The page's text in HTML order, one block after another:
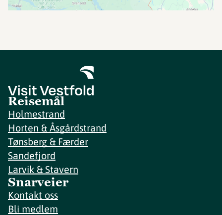
Reisemål
Holmestrand
Horten & Åsgårdstrand
Tønsberg & Færder
Sandefjord
Larvik & Stavern
Snarveier
Kontakt oss
Bli medlem